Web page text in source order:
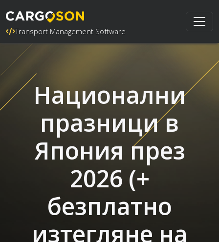
Transport Management Software
Национални
празници в
Япония през
2026 (+
безплатно
изтегляне на